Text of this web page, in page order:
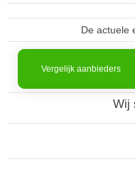
De actuele
Vergelijk aanbieders
Wij